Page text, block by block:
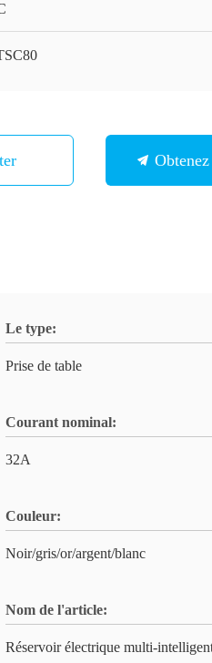
Le type:
Prise de table
Courant nominal:
32A
Couleur:
Noir/gris/or/argent/blanc
Nom de l'article:
Réservoir électrique multi-